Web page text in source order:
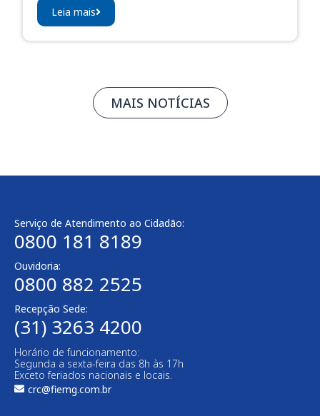
Leia mais
MAIS NOTÍCIAS
Serviço de Atendimento ao Cidadão:
0800 181 8189
Ouvidoria:
0800 882 2525​
Recepção Sede:
(31) 3263 4200
Horário de funcionamento:
Segunda a sexta-feira das 8h às 17h
Exceto feriados nacionais e locais.
crc@fiemg.com.br